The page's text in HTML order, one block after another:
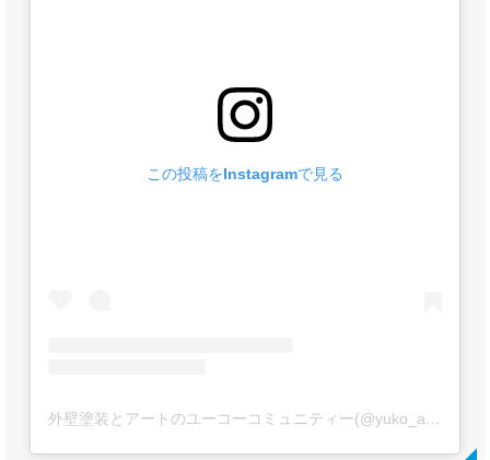
この投稿をInstagramで見る
外壁塗装とアートのユーコーコミュニティー(@yuko_artpaint)がシェアした投稿